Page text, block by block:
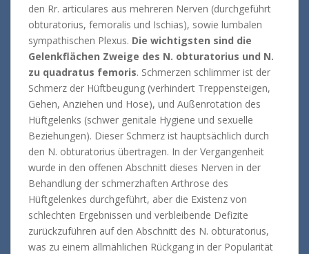
den Rr. articulares aus mehreren Nerven (durchgeführt
obturatorius, femoralis und Ischias), sowie lumbalen
sympathischen Plexus. Die wichtigsten sind die
Gelenkflächen Zweige des N. obturatorius und N.
zu quadratus femoris. Schmerzen schlimmer ist der
Schmerz der Hüftbeugung (verhindert Treppensteigen,
Gehen, Anziehen und Hose), und Außenrotation des
Hüftgelenks (schwer genitale Hygiene und sexuelle
Beziehungen). Dieser Schmerz ist hauptsächlich durch
den N. obturatorius übertragen. In der Vergangenheit
wurde in den offenen Abschnitt dieses Nerven in der
Behandlung der schmerzhaften Arthrose des
Hüftgelenkes durchgeführt, aber die Existenz von
schlechten Ergebnissen und verbleibende Defizite
zurückzuführen auf den Abschnitt des N. obturatorius,
was zu einem allmählichen Rückgang in der Popularität